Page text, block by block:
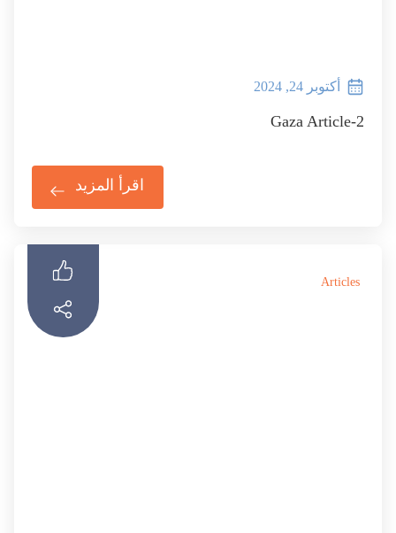
أكتوبر 24, 2024
Gaza Article-2
اقرأ المزيد
Articles